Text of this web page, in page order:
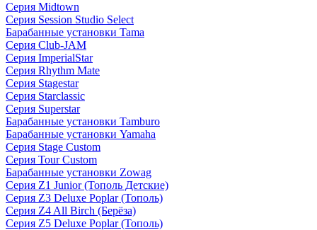
Серия Midtown
Серия Session Studio Select
Барабанные установки Tama
Серия Club-JAM
Серия ImperialStar
Серия Rhythm Mate
Серия Stagestar
Серия Starclassic
Серия Superstar
Барабанные установки Tamburo
Барабанные установки Yamaha
Серия Stage Custom
Серия Tour Custom
Барабанные установки Zowag
Серия Z1 Junior (Тополь Детские)
Серия Z3 Deluxe Poplar (Тополь)
Серия Z4 All Birch (Берёза)
Серия Z5 Deluxe Poplar (Тополь)